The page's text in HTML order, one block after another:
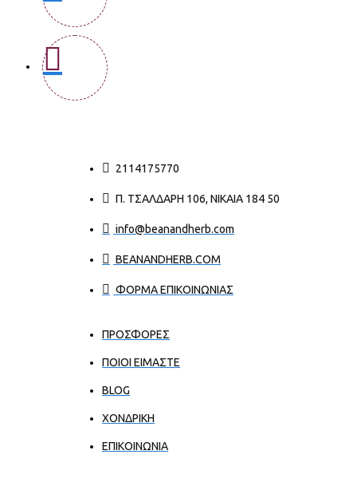
2114175770
Π. ΤΣΑΛΔΆΡΗ 106, ΝΊΚΑΙΑ 184 50
info@beanandherb.com
BEANANDHERB.COM
ΦΟΡΜΑ ΕΠΙΚΟΙΝΩΝΙΑΣ
ΠΡΟΣΦΟΡΕΣ
ΠΟΙΟΙ ΕΊΜΑΣΤΕ
BLOG
ΧΟΝΔΡΙΚΉ
ΕΠΙΚΟΙΝΩΝΊΑ